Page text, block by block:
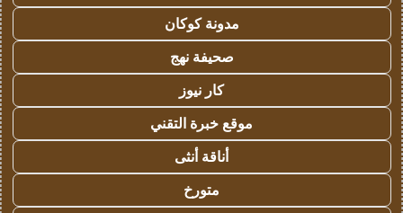
مدونة كوكان
صحيفة نهج
كار نيوز
موقع خبرة التقني
أناقة أنثى
متورخ